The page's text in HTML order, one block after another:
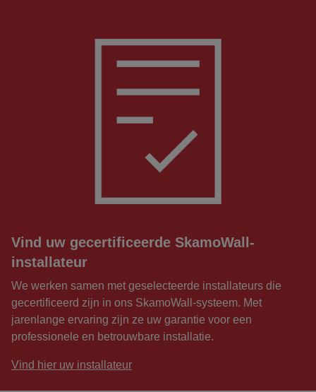
Vind uw gecertificeerde SkamoWall-
installateur
We werken samen met geselecteerde installateurs die
gecertificeerd zijn in ons SkamoWall-systeem. Met
jarenlange ervaring zijn ze uw garantie voor een
professionele en betrouwbare installatie.
Vind hier uw installateur